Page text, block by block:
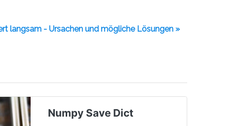
langsam - Ursachen und mögliche Lösungen »
Numpy Save Dict